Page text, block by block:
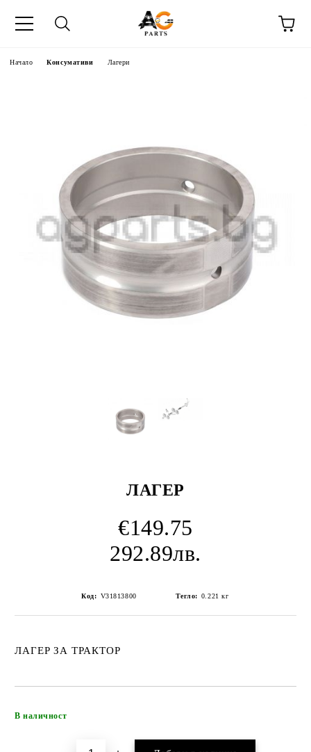
Начало Консумативи Лагери
ЛАГЕР
€149.75
292.89лв.
Код: V31813800 Тегло: 0.221 кг
ЛАГЕР ЗА ТРАКТОР
В наличност